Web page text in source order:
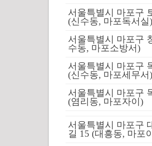
서울특별시 마포구
(신수동, 마포독서실)
서울특별시 마포구
수동, 마포소방서)
서울특별시 마포구
(신수동, 마포세무서)
서울특별시 마포구
(염리동, 마포자이)
서울특별시 마포구
길 15 (대흥동, 마포